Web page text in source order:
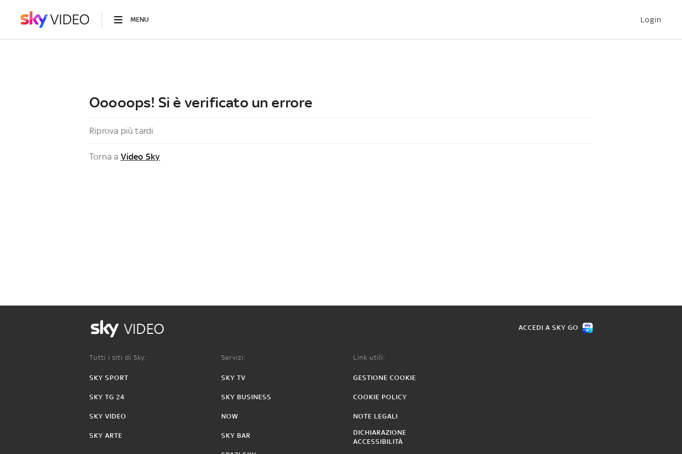
MENU Login
Ooooops! Si è verificato un errore
Riprova più tardi
Torna a Video Sky
VIDEO ACCEDI A SKY GO
Tutti i siti di Sky:
SKY SPORT
SKY TG 24
SKY VIDEO
SKY ARTE
Servizi:
SKY TV
SKY BUSINESS
NOW
SKY BAR
Link utili:
GESTIONE COOKIE
COOKIE POLICY
NOTE LEGALI
DICHIARAZIONE
ACCESSIBILITÀ